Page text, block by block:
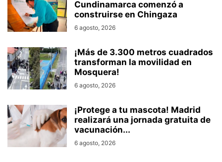
Cundinamarca comenzó a
construirse en Chingaza
6 agosto, 2026
¡Más de 3.300 metros cuadrados
transforman la movilidad en
Mosquera!
6 agosto, 2026
¡Protege a tu mascota! Madrid
realizará una jornada gratuita de
vacunación...
6 agosto, 2026